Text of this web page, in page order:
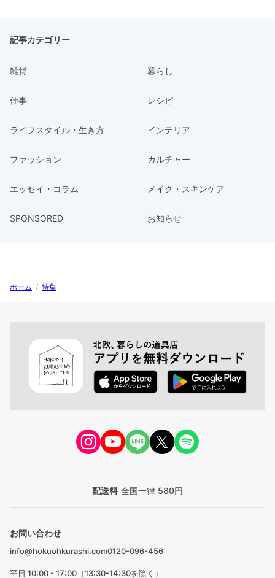
記事カテゴリー
雑貨 暮らし
仕事 レシピ
ライフスタイル・生き方 インテリア
ファッション カルチャー
エッセイ・コラム メイク・スキンケア
SPONSORED お知らせ
ホーム / 特集
配送料 全国一律 580円
お問い合わせ
info@hokuohkurashi.com0120-096-456
平日 10:00 - 17:00（13:30-14:30を除く）